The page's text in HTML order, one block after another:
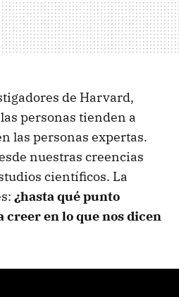
de Harvard,
personas tienden a
las personas expertas.
nuestras creencias
científicos. La
¿hasta qué punto
creer en lo que nos dicen